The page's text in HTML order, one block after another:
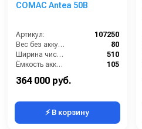
COMAC Antea 50B
Артикул:
107250
Вес без аккумуляторов (кг):
80
Ширина чистки щёток (мм):
510
Ёмкость аккумуляторов (Ач):
105
364 000 руб.
⚡ В корзину